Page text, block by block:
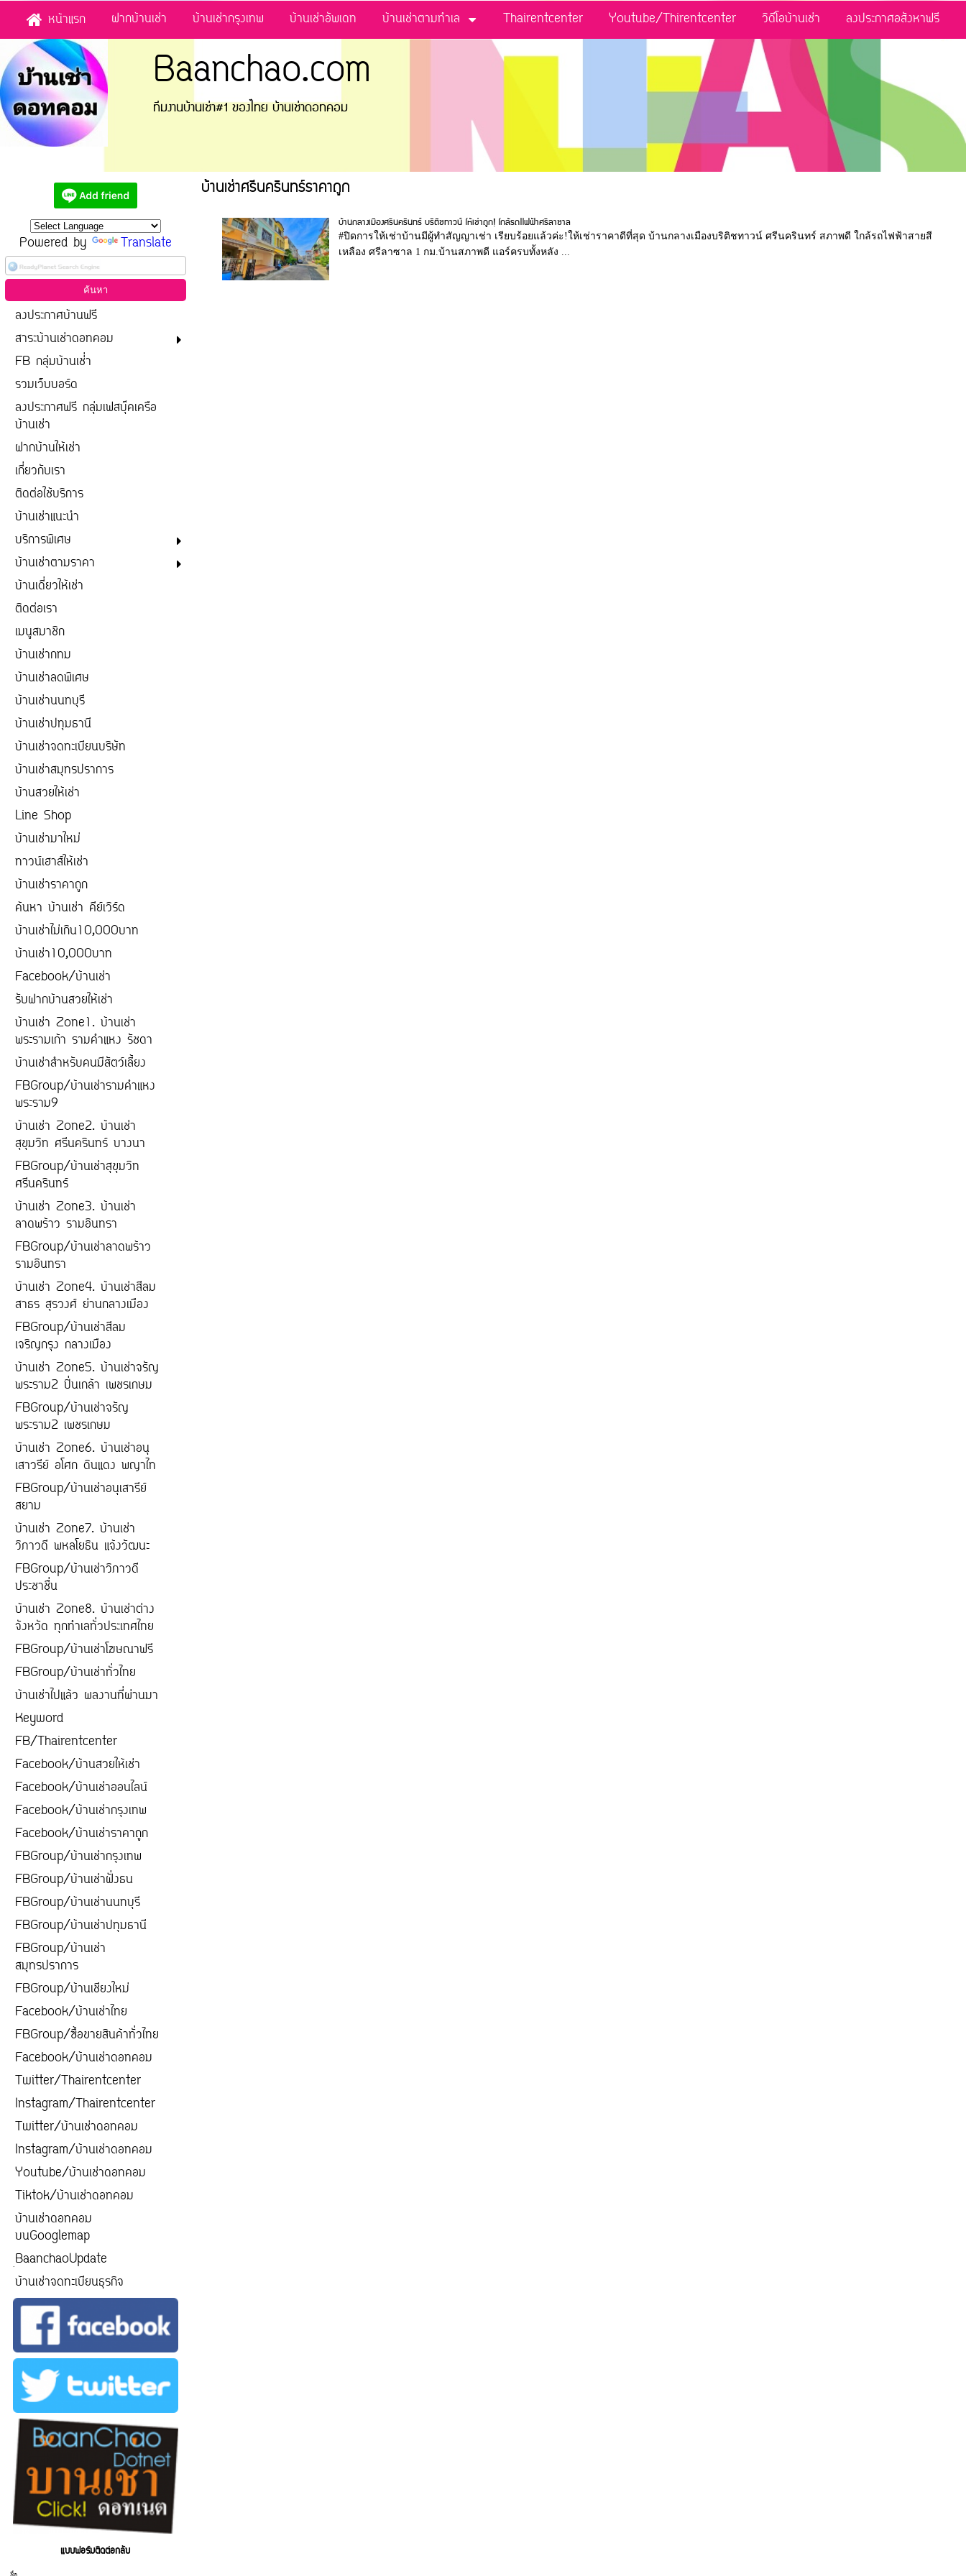
หน้าแรก ฝากบ้านเช่า บ้านเช่ากรุงเทพ บ้านเช่าอัพเดท บ้านเช่าตามทำเล Thairentcenter Youtube/Thirentcenter วิดีโอบ้านเช่า ลงประกาศอสังหาฟรี
Baanchao.com
ทีมงานบ้านเช่า#1 ของไทย บ้านเช่าดอทคอม
Powered by Translate
ลงประกาศบ้านฟรี
สาระบ้านเช่าดอทคอม
FB กลุ่มบ้านเช่่า
รวมเว็บบอร์ด
ลงประกาศฟรี กลุ่มเฟสบุ๊คเครือ
บ้านเช่า
ฝากบ้านให้เช่า
เกี่ยวกับเรา
ติดต่อใช้บริการ
บ้านเช่าแนะนำ
บริการพิเศษ
บ้านเช่าตามราคา
บ้านเดี่ยวให้เช่า
ติดต่อเรา
เมนูสมาชิก
บ้านเช่ากทม
บ้านเช่าลดพิเศษ
บ้านเช่านนทบุรี
บ้านเช่าปทุมธานี
บ้านเช่าจดทะเบียนบริษัท
บ้านเช่าสมุทรปราการ
บ้านสวยให้เช่า
Line Shop
บ้านเช่ามาใหม่
ทาวน์เฮาส์ให้เช่า
บ้านเช่าราคาถูก
ค้นหา บ้านเช่า คีย์เวิร์ด
บ้านเช่าไม่เกิน10,000บาท
บ้านเช่า10,000บาท
Facebook/บ้านเช่า
รับฝากบ้านสวยให้เช่า
บ้านเช่า Zone1. บ้านเช่า
พระรามเก้า รามคำแหง รัชดา
บ้านเช่าสำหรับคนมีสัตว์เลี้ยง
FBGroup/บ้านเช่ารามคำแหง
พระราม9
บ้านเช่า Zone2. บ้านเช่า
สุขุมวิท ศรีนครินทร์ บางนา
FBGroup/บ้านเช่าสุขุมวิท
ศรีนครินทร์
บ้านเช่า Zone3. บ้านเช่า
ลาดพร้าว รามอินทรา
FBGroup/บ้านเช่าลาดพร้าว
รามอินทรา
บ้านเช่า Zone4. บ้านเช่าสีลม
สาธร สุรวงศ์ ย่านกลางเมือง
FBGroup/บ้านเช่าสีลม
เจริญกรุง กลางเมือง
บ้านเช่า Zone5. บ้านเช่าจรัญ
พระราม2 ปิ่นเกล้า เพชรเกษม
FBGroup/บ้านเช่าจรัญ
พระราม2 เพชรเกษม
บ้านเช่า Zone6. บ้านเช่าอนุ
เสาวรีย์ อโศก ดินแดง พญาไท
FBGroup/บ้านเช่าอนุเสารีย์
สยาม
บ้านเช่า Zone7. บ้านเช่า
วิภาวดี พหลโยธิน แจ้งวัฒนะ
FBGroup/บ้านเช่าวิภาวดี
ประชาชื่น
บ้านเช่า Zone8. บ้านเช่าต่าง
จังหวัด ทุกทำเลทั่วประเทศไทย
FBGroup/บ้านเช่าโฆษณาฟรี
FBGroup/บ้านเช่าทั่วไทย
บ้านเช่าไปแล้ว ผลงานที่ผ่านมา
Keyword
FB/Thairentcenter
Facebook/บ้านสวยให้เช่า
Facebook/บ้านเช่าออนไลน์
Facebook/บ้านเช่ากรุงเทพ
Facebook/บ้านเช่าราคาถูก
FBGroup/บ้านเช่ากรุงเทพ
FBGroup/บ้านเช่าฝั่งธน
FBGroup/บ้านเช่านนทบุรี
FBGroup/บ้านเช่าปทุมธานี
FBGroup/บ้านเช่า
สมุทรปราการ
FBGroup/บ้านเชียงใหม่
Facebook/บ้านเช่าไทย
FBGroup/ซื้อขายสินค้าทั่วไทย
Facebook/บ้านเช่าดอทคอม
Twitter/Thairentcenter
Instagram/Thairentcenter
Twitter/บ้านเช่าดอทคอม
Instagram/บ้านเช่าดอทคอม
Youtube/บ้านเช่าดอทคอม
Tiktok/บ้านเช่าดอทคอม
บ้านเช่าดอทคอม
บนGooglemap
ฺBaanchaoUpdate
บ้านเช่าจดทะเบียนธุรกิจ
แบบฟอร์มติดต่อกลับ
บ้านเช่าศรีนครินทร์ราคาถูก
บ้านกลางเมืองศรีนครินทร์ บริติชทาวน์ ให้เช่าถูก! ใกล้รถไไฟฟ้าศรีลาซาล
#ปิดการให้เช่าบ้านมีผู้ทำสัญญาเช่า เรียบร้อยแล้วค่ะ!ให้เช่าราคาดีที่สุด บ้านกลางเมืองบริติชทาวน์ ศรีนครินทร์ สภาพดี ใกล้รถไฟฟ้าสายสี
เหลือง ศรีลาซาล 1 กม.บ้านสภาพดี แอร์ครบทั้งหลัง ...